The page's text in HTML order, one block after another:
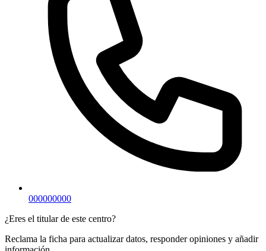
000000000
¿Eres el titular de este centro?
Reclama la ficha para actualizar datos, responder opiniones y añadir